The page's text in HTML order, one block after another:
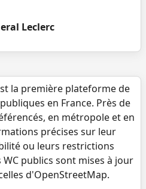
Leclerc
la première plateforme de
en France. Près de
en métropole et en
précises sur leur
ou leurs restrictions
WC publics sont mises à jour
d'OpenStreetMap.